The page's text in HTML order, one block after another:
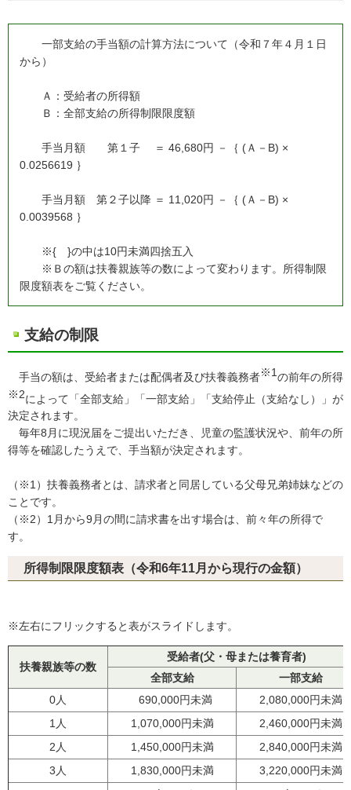
一部支給の手当額の計算方法について（令和７年４月１日
から）
Ａ：受給者の所得額
Ｂ：全部支給の所得制限限度額
手当月額 第１子 ＝ 46,680円 －｛ (Ａ－B) ×
0.0256619 ｝
手当月額 第２子以降 ＝ 11,020円 －｛ (Ａ－B) ×
0.0039568 ｝
※{ }の中は10円未満四捨五入
※Ｂの額は扶養親族等の数によって変わります。所得制限
限度額表をご覧ください。
支給の制限
手当の額は、受給者または配偶者及び扶養義務者※1の前年の所得
※2によって「全部支給」「一部支給」「支給停止（支給なし）」が
決定されます。
毎年8月に現況届をご提出いただき、児童の監護状況や、前年の所
得等を確認したうえで、手当額が決定されます。
（※1）扶養義務者とは、請求者と同居している父母兄弟姉妹などの
ことです。
（※2）1月から9月の間に請求書を出す場合は、前々年の所得で
す。
所得制限限度額表（令和6年11月から現行の金額）
※左右にフリックすると表がスライドします。
扶養親族等の数
受給者(父・母または養育者)
全部支給
一部支給
0人
690,000円未満
2,080,000円未満
1人
1,070,000円未満
2,460,000円未満
2人
1,450,000円未満
2,840,000円未満
3人
1,830,000円未満
3,220,000円未満